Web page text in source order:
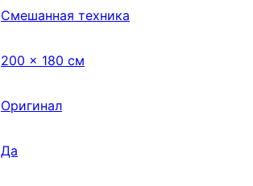
Смешанная техника
200 x 180 см
Оригинал
Да